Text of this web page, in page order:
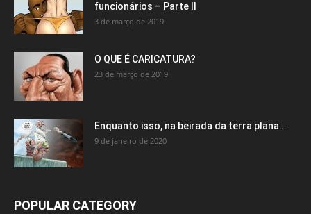
funcionários – Parte II
3 de março de 2019
O QUE É CARICATURA?
23 de março de 2019
Enquanto isso, na beirada da terra plana…
9 de janeiro de 2020
POPULAR CATEGORY